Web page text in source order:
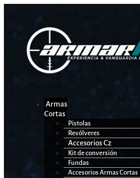
Armas
Cortas
Pistolas
Revólveres
Accesorios Cz
Kit de conversión
Fundas
Accesorios Armas Cortas